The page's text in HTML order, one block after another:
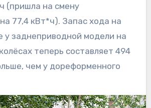
(пришла на смену
77,4 кВт*ч). Запас хода на
у заднеприводной модели на
теперь составляет 494
чем у дореформенного